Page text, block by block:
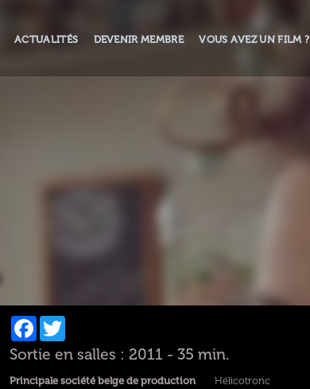
ACTUALITÉS DEVENIR MEMBRE VOUS AVEZ UN FILM ?
Facebook
Sortie en salles : 2011 - 35 min.
Principale société belge de production
Hélicotronc